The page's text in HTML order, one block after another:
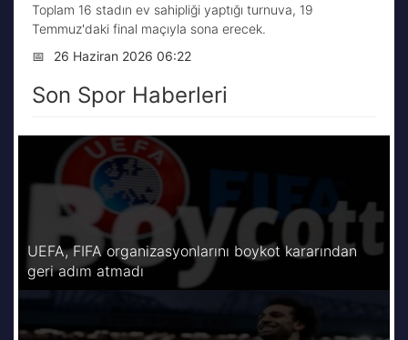
Toplam 16 stadın ev sahipliği yaptığı turnuva, 19
Temmuz'daki final maçıyla sona erecek.
📅
26 Haziran 2026 06:22
Son Spor Haberleri
UEFA, FIFA organizasyonlarını boykot kararından
geri adım atmadı